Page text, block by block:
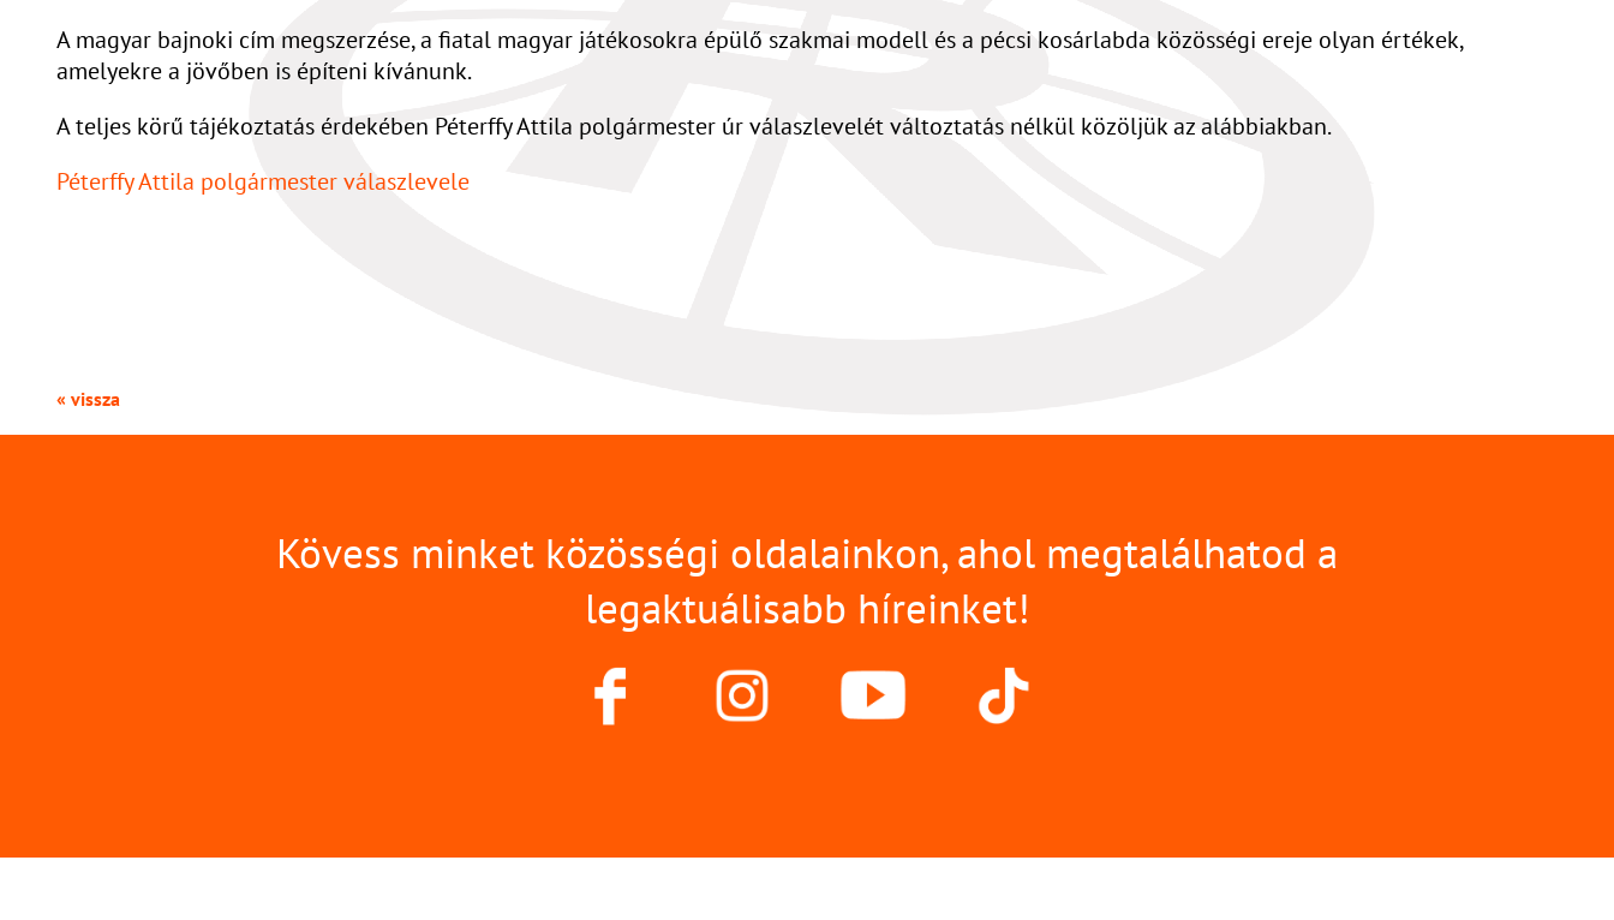
A magyar bajnoki cím megszerzése, a fiatal magyar játékosokra épülő szakmai modell és a pécsi kosárlabda közösségi ereje olyan értékek,
amelyekre a jövőben is építeni kívánunk.
A teljes körű tájékoztatás érdekében Péterffy Attila polgármester úr válaszlevelét változtatás nélkül közöljük az alábbiakban.
Péterffy Attila polgármester válaszlevele
« vissza
Kövess minket közösségi oldalainkon, ahol megtalálhatod a
legaktuálisabb híreinket!